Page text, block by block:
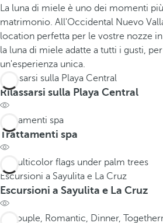
La luna di miele è uno dei momenti
matrimonio. All'Occidental Nuevo
location perfetta per le vostre nozze
la luna di miele adatte a tutti i gusti,
un'esperienza unica.
Rilassarsi sulla Playa Central
Rilassarsi sulla Playa Central
Trattamenti spa
Trattamenti spa
Escursioni a Sayulita e La Cruz
Escursioni a Sayulita e La Cruz